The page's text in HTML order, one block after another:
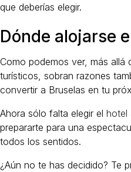
que deberías elegir.
Dónde alojarse
Como podemos ver, más allá
turísticos, sobran razones
convertir a Bruselas en tu
Ahora sólo falta elegir el hotel
prepararte para una
todos los sentidos.
¿Aún no te has decidido? Te